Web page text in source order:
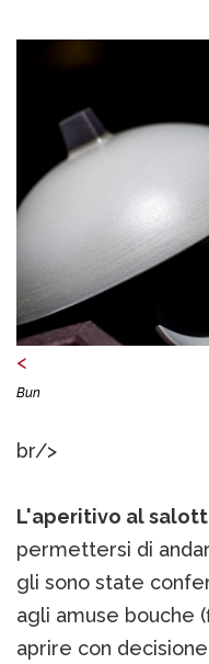
<
Bun
br/>
L'aperitivo al
permettersi di
gli sono state
agli amuse bouche
aprire con